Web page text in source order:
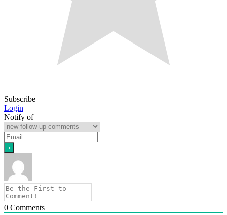
Subscribe
Login
Notify of
0 Comments